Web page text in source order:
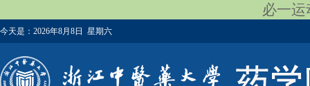
必一运
今天是： 2026年8月8日 星期六